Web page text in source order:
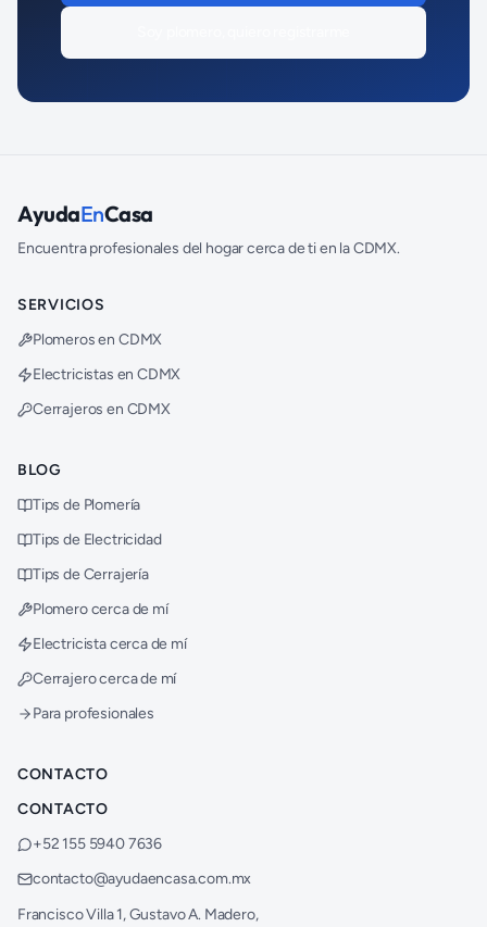
AyudaEnCasa
Encuentra profesionales del hogar cerca de ti en la CDMX.
SERVICIOS
Plomeros en CDMX
Electricistas en CDMX
Cerrajeros en CDMX
BLOG
Tips de Plomería
Tips de Electricidad
Tips de Cerrajería
Plomero cerca de mí
Electricista cerca de mí
Cerrajero cerca de mí
Para profesionales
CONTACTO
CONTACTO
+52 155 5940 7636
contacto@ayudaencasa.com.mx
Francisco Villa 1, Gustavo A. Madero,